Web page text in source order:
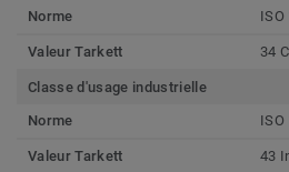
Norme
ISO
Valeur Tarkett 34
Classe d'usage industrielle
Norme
ISO
Valeur Tarkett 43